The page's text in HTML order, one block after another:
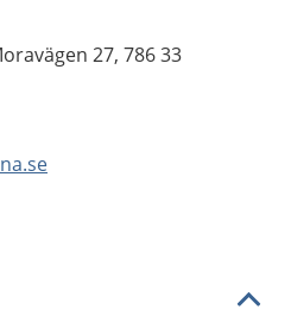
27, 786 33